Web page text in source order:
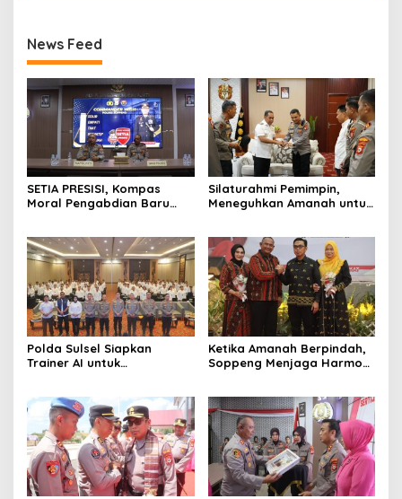
News Feed
SETIA PRESISI, Kompas
Moral Pengabdian Baru
Silaturahmi Pemimpin,
Meneguhkan Amanah untuk
Polda Sulsel Siapkan
Trainer AI untuk
Ketika Amanah Berpindah,
Soppeng Menjaga Harmoni